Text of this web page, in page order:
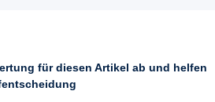
für diesen Artikel ab und helfen